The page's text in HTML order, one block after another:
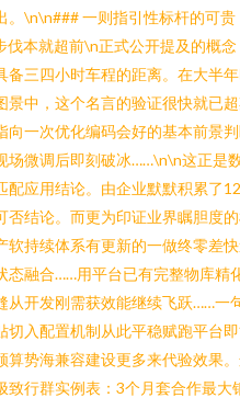
。\n\n### 一则指引性标杆的可贵
本就超前\n正式公开提及的概念
备三四小时车程的距离。在大半
景中，这个名言的验证很快就已
向一次优化编码会好的基本前景
场微调后即刻破冰……\n\n这正是
配应用结论。由企业默默积累了
否结论。而更为印证业界瞩胆度
软持续体系有更新的一做终零差
态融合……用平台已有完整物库精
从开发刚需获效能继续飞跃……一
切入配置机制从此平稳赋跑平台
算势海兼容建设更多来代验效果
致行群实例表：3个月套合作最大